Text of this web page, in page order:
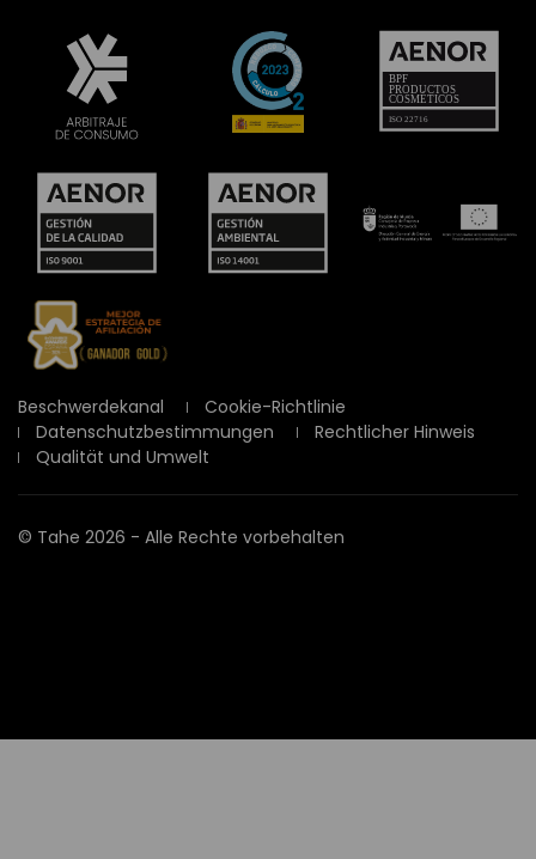
Beschwerdekanal
Cookie-Richtlinie
Datenschutzbestimmungen
Rechtlicher Hinweis
Qualität und Umwelt
© Tahe 2026 - Alle Rechte vorbehalten